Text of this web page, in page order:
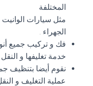
المختلفة
مثل سيارات
الجهراء .
فك و تركيب جميع
خدمة تغليفها و
نقوم أيضا بتنظيف
عملية التغليف و